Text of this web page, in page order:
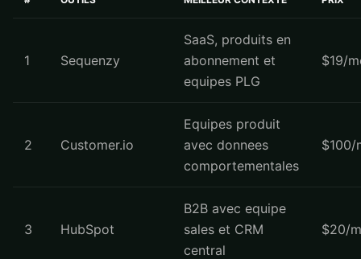
1 Sequenzy
SaaS, produits en
abonnement et
equipes PLG
$19/
2 Customer.io
Equipes produit
avec donnees
comportementales
$100/
3 HubSpot
B2B avec equipe
sales et CRM
central
$20/